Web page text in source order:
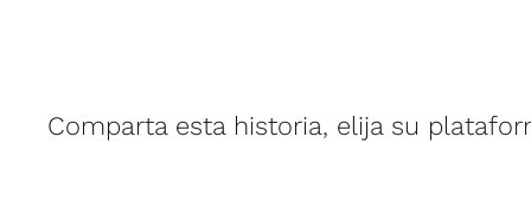
Comparta esta historia, elija su